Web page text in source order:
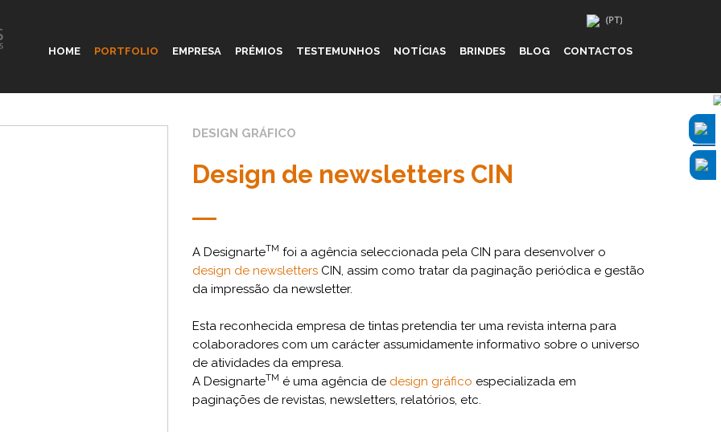
HOME PORTFOLIO EMPRESA PRÉMIOS TESTEMUNHOS NOTÍCIAS BRINDES BLOG CONTACTOS
DESIGN GRÁFICO
Design de newsletters CIN
A DesignarteTM foi a agência seleccionada pela CIN para desenvolver o
design de newsletters CIN, assim como tratar da paginação periódica e gestão
da impressão da newsletter.
Esta reconhecida empresa de tintas pretendia ter uma revista interna para
colaboradores com um carácter assumidamente informativo sobre o universo
de atividades da empresa.
A DesignarteTM é uma agência de design gráfico especializada em
paginações de revistas, newsletters, relatórios, etc.